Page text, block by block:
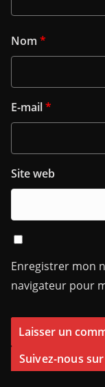
Nom *
E-mail*
Site web
Enregistrer mon
navigateur pour
Suivez-nous